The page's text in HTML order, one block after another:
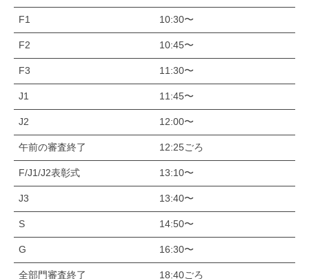
F1 10:30〜
F2 10:45〜
F3 11:30〜
J1 11:45〜
J2 12:00〜
午前の審査終了 12:25ごろ
F/J1/J2表彰式 13:10〜
J3 13:40〜
S 14:50〜
G 16:30〜
全部門審査終了 18:40ごろ